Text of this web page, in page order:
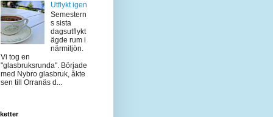
Utflykt igen
Semestern
s sista
dagsutflykt
ägde rum i
närmiljön.
Vi tog en
"glasbruksrunda". Började
med Nybro glasbruk, åkte
sen till Orranäs d...